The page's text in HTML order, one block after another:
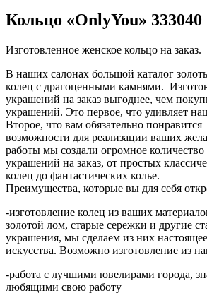
Кольцо «OnlyYou» 333040
Изготовленное женское кольцо на заказ.
В наших салонах большой каталог
колец с драгоценными камнями.
украшений на заказ выгоднее, чем
украшений. Это первое, что удивляет
Второе, что вам обязательно
возможности для реализации ваших
работы мы создали огромное
украшений на заказ, от простых
колец до фантастических колье.
Преимущества, которые вы для себя
-изготовление колец из ваших
золотой лом, старые сережки и другие
украшения, мы сделаем из них
искусства. Возможно изготовление из
-работа с лучшими ювелирами города,
любящими свою работу